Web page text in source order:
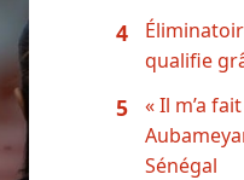
4
qualifie
5
« Il m’a
Sénégal